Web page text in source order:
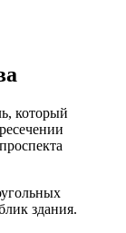
который
здания.